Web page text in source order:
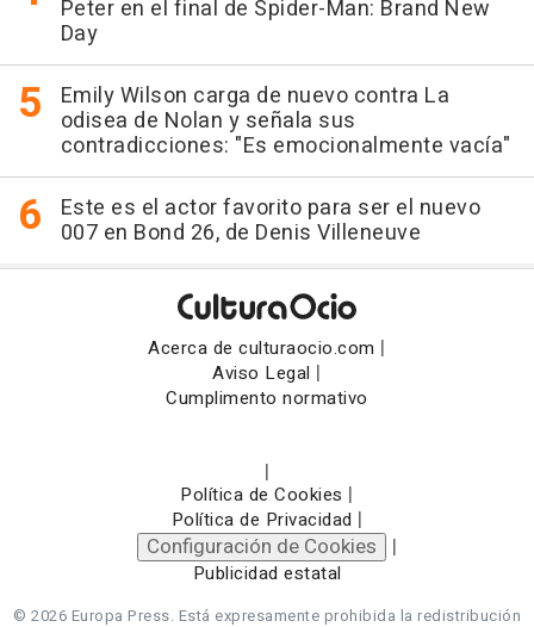
Peter en el final de Spider-Man: Brand New
Day
Emily Wilson carga de nuevo contra La
odisea de Nolan y señala sus
contradicciones: "Es emocionalmente vacía"
Este es el actor favorito para ser el nuevo
007 en Bond 26, de Denis Villeneuve
Acerca de culturaocio.com |
Aviso Legal |
Cumplimento normativo
|
Política de Cookies |
Política de Privacidad |
Configuración de Cookies |
Publicidad estatal
© 2026 Europa Press. Está expresamente prohibida la redistribución